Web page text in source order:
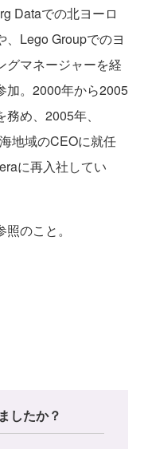
Dataでの北ヨーロ
、Lego Groupでのヨ
グマネージャーを経
加。2000年から2005
め、2005年、
地域のCEOに就任
に再入社してい
照のこと。
したか？